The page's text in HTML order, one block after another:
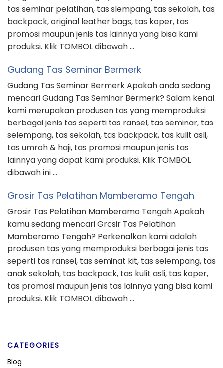
tas seminar pelatihan, tas slempang, tas sekolah, tas
backpack, original leather bags, tas koper, tas
promosi maupun jenis tas lainnya yang bisa kami
produksi. Klik TOMBOL dibawah …
Gudang Tas Seminar Bermerk
Gudang Tas Seminar Bermerk Apakah anda sedang
mencari Gudang Tas Seminar Bermerk? Salam kenal
kami merupakan produsen tas yang memproduksi
berbagai jenis tas seperti tas ransel, tas seminar, tas
selempang, tas sekolah, tas backpack, tas kulit asli,
tas umroh & haji, tas promosi maupun jenis tas
lainnya yang dapat kami produksi. Klik TOMBOL
dibawah ini …
Grosir Tas Pelatihan Mamberamo Tengah
Grosir Tas Pelatihan Mamberamo Tengah Apakah
kamu sedang mencari Grosir Tas Pelatihan
Mamberamo Tengah? Perkenalkan kami adalah
produsen tas yang memproduksi berbagai jenis tas
seperti tas ransel, tas seminat kit, tas selempang, tas
anak sekolah, tas backpack, tas kulit asli, tas koper,
tas promosi maupun jenis tas lainnya yang bisa kami
produksi. Klik TOMBOL dibawah …
CATEGORIES
Blog